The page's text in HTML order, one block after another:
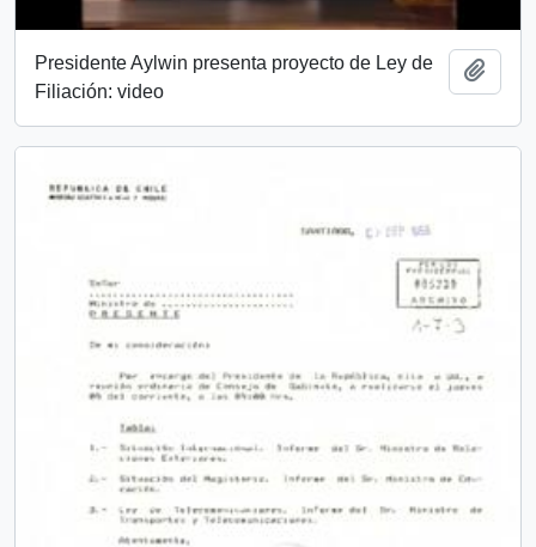
Presidente Aylwin presenta proyecto de Ley de
Filiación: video